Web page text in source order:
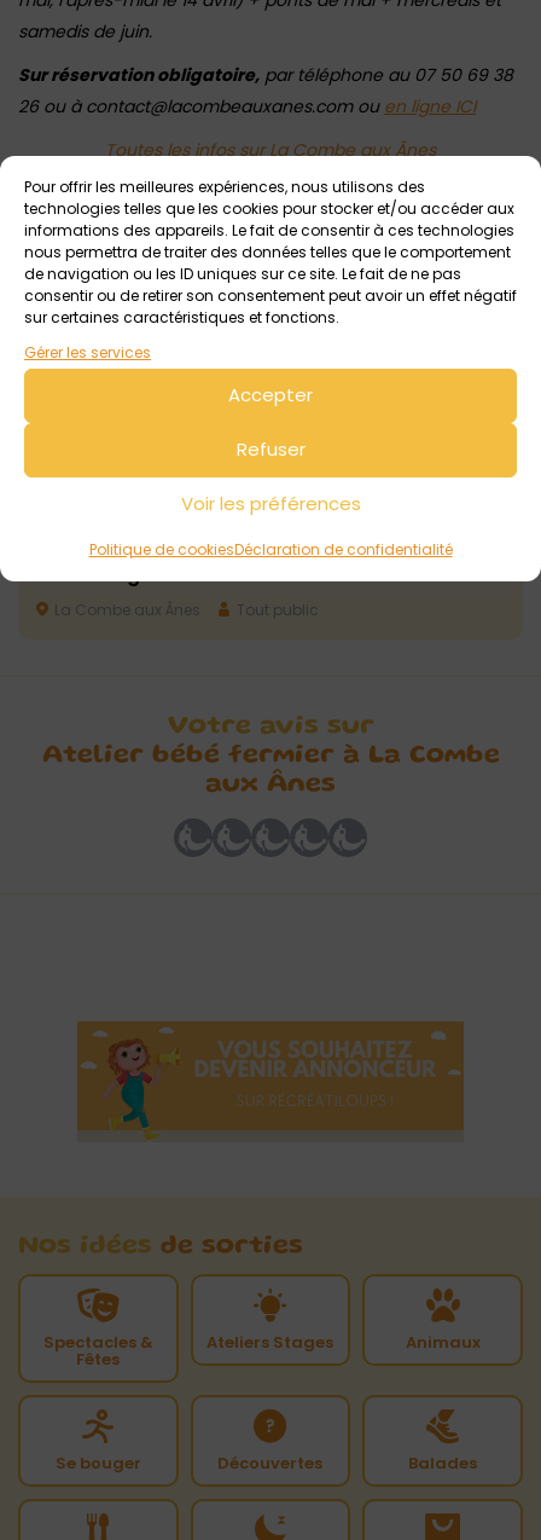
Pour offrir les meilleures expériences, nous utilisons des
technologies telles que les cookies pour stocker et/ou accéder aux
informations des appareils. Le fait de consentir à ces technologies
nous permettra de traiter des données telles que le comportement
de navigation ou les ID uniques sur ce site. Le fait de ne pas
consentir ou de retirer son consentement peut avoir un effet négatif
sur certaines caractéristiques et fonctions.
Gérer les services
Accepter
Refuser
Voir les préférences
Politique de cookiesDéclaration de confidentialité
samedis de juin.
Sur réservation obligatoire, par téléphone au 07 50 69 38
26 ou à contact@lacombeauxanes.com ou en ligne ICI
Toutes les infos sur La Combe aux Ânes
Autres événementsà venir Voir tout
10 août 2026 > 14 août 2026
Visite de la ferme pédagogique et atelier
La Combe aux Ânes Tout public
Votre avis sur
Atelier bébé fermier à La Combe
aux Ânes
Nos idées de sorties
Spectacles &
Fêtes
Ateliers Stages Animaux
Se bouger Découvertes Balades